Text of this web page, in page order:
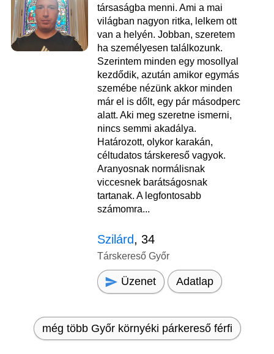
társaságba menni. Ami a mai
világban nagyon ritka, lelkem ott
van a helyén. Jobban, szeretem
ha személyesen találkozunk.
Szerintem minden egy mosollyal
kezdődik, azután amikor egymás
szemébe nézünk akkor minden
már el is dőlt, egy pár másodperc
alatt. Aki meg szeretne ismerni,
nincs semmi akadálya.
Határozott, olykor karakán,
céltudatos társkereső vagyok.
Aranyosnak normálisnak
viccesnek barátságosnak
tartanak. A legfontosabb
számomra...
Szilárd, 34
Társkereső Győr
Üzenet Adatlap
még több Győr környéki párkereső férfi